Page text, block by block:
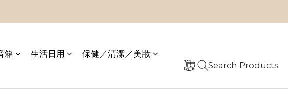
箱 生活日用 保健／清潔／美妝
Search Products